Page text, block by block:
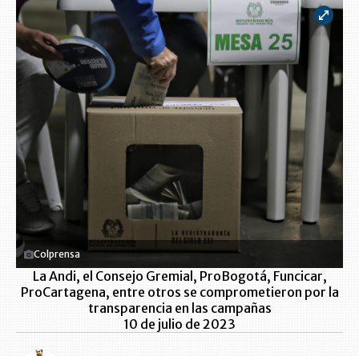
Colprensa
La Andi, el Consejo Gremial, ProBogotá, Funcicar,
ProCartagena, entre otros se comprometieron por la
transparencia en las campañas
10 de julio de 2023